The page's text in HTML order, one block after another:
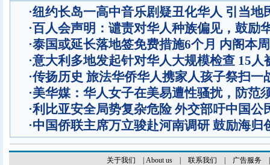
·纽约长岛一高中音乐剧疑丑化华人 引当地
·百人会声明：谴责对华人种族偏见，鼓励
·泰国或延长落地签免费措施6个月 内阁本
·意大利多地发起针对华人大规模检查 15人
·传扬历史 旅法华侨华人携家人孩子祭扫一
·美华媒：华人女子在美易遭性骚扰，防范
·利比亚安全局势复杂危险 外交部吁中国公
·中国侨联主席万立骏赴河南调研 鼓励海归
关于我们 About us| 联系我们 广告服务